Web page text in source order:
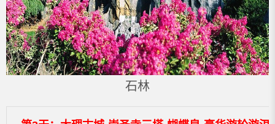
石林